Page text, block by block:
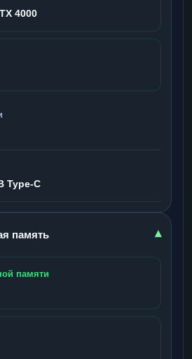
4000
Type-C
память ▾
памяти